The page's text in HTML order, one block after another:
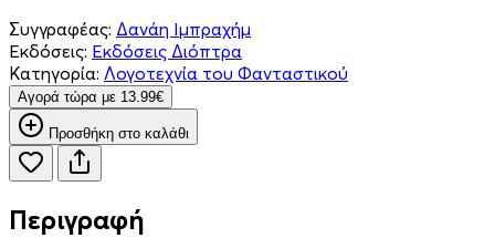
Συγγραφέας: Δανάη Ιμπραχήμ
Εκδόσεις: Εκδόσεις Διόπτρα
Κατηγορία: Λογοτεχνία του Φανταστικού
Aγορά τώρα με 13.99€
Προσθήκη στο καλάθι
Περιγραφή